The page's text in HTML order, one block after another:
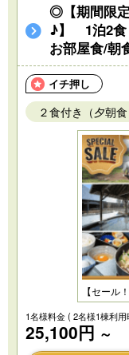
◎【期間限
♪】 1泊2食
お部屋食/朝
イチ押し
２食付き（夕朝食
【セール
1名様料金( 2名様1棟利用
25,100円 ～